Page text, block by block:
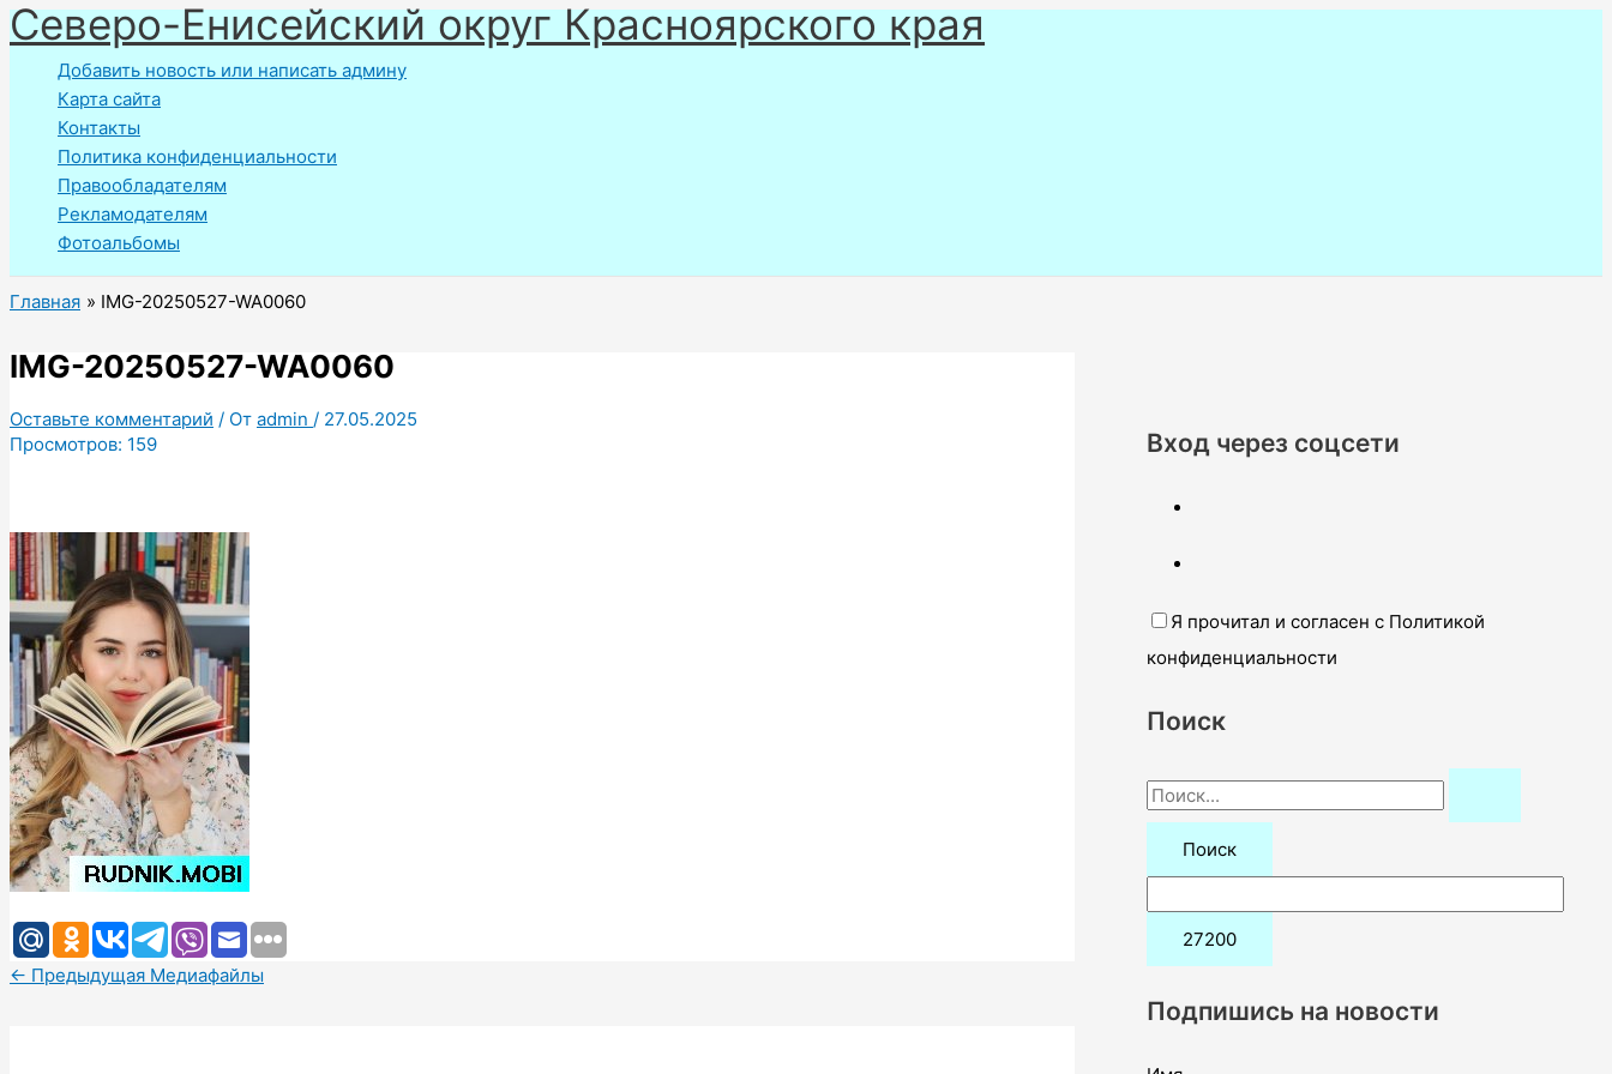
Перейти
к
содержимому
Северо-Енисейский округ Красноярского края
Добавить новость или написать админу
Карта сайта
Контакты
Политика конфиденциальности
Правообладателям
Рекламодателям
Фотоальбомы
Главная IMG-20250527-WA0060
IMG-20250527-WA0060
Оставьте комментарий / От admin / 27.05.2025
Просмотров: 159
← Предыдущая Медиафайлы
Вход через соцсети
Я прочитал и согласен с Политикой
конфиденциальности
Поиск
П
о
:
Подпишись на новости